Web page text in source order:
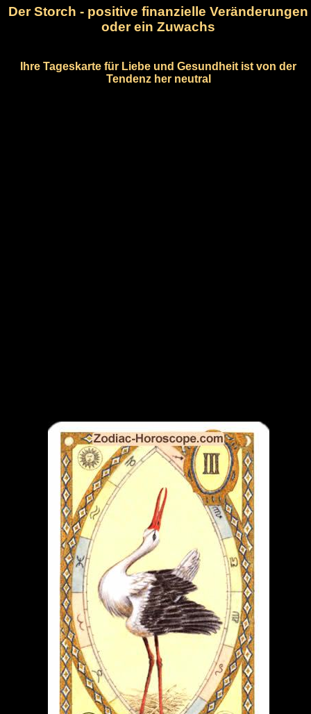
Der Storch - positive finanzielle Veränderungen
oder ein Zuwachs
Ihre Tageskarte für Liebe und Gesundheit ist von der
Tendenz her neutral